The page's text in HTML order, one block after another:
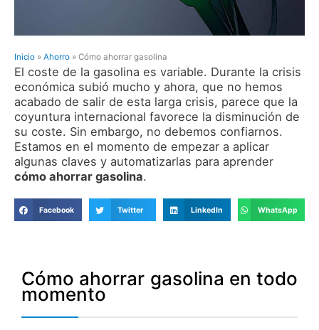
Inicio » Ahorro » Cómo ahorrar gasolina
El coste de la gasolina es variable. Durante la crisis
económica subió mucho y ahora, que no hemos
acabado de salir de esta larga crisis, parece que la
coyuntura internacional favorece la disminución de
su coste. Sin embargo, no debemos confiarnos.
Estamos en el momento de empezar a aplicar
algunas claves y automatizarlas para aprender
cómo ahorrar gasolina.
Facebook Twitter LinkedIn WhatsApp
Cómo ahorrar gasolina en todo
momento